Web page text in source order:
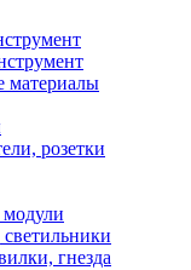
материалы
розетки
гнезда